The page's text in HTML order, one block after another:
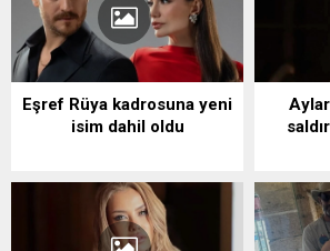
Eşref Rüya kadrosuna yeni
isim dahil oldu